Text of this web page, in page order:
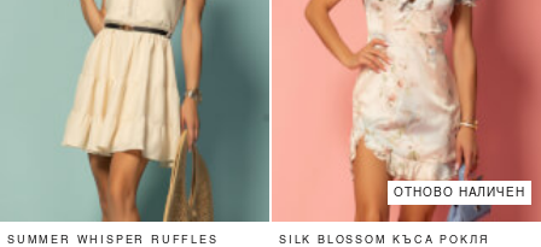
SUMMER WHISPER RUFFLES
ОТНОВО НАЛИЧЕН
SILK BLOSSOM КЪСА РОКЛЯ